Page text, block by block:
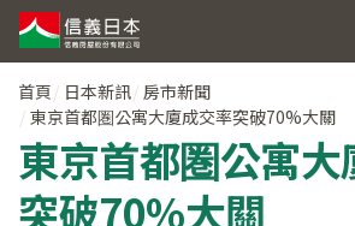
首頁 日本新訊 房市新聞
東京首都圏公寓大廈成交率突破70%大關
東京首都圏公寓
突破70%大關